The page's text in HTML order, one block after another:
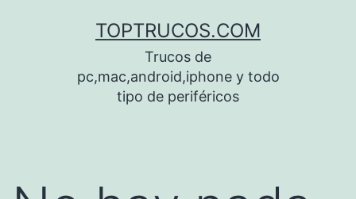
TOPTRUCOS.COM
Trucos de
pc,mac,android,iphone y todo
tipo de periféricos